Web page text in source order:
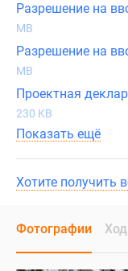
Разрешение на
MB
Разрешение на
MB
Проектная
230 KB
Показать ещё
Хотите получить
Фотографии